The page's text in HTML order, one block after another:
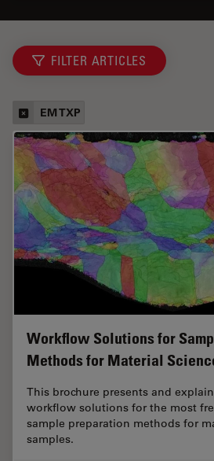
FILTER ARTICLES
EM TXP
Workflow Solutions for
Methods for Material
This brochure presents and
workflow solutions for the most
sample preparation methods for
samples.